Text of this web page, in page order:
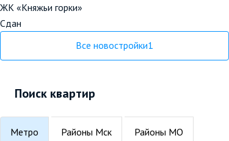
ЖК «Княжьи горки»
Сдан
Все новостройки1
Поиск квартир
Метро Районы Мск Районы МО